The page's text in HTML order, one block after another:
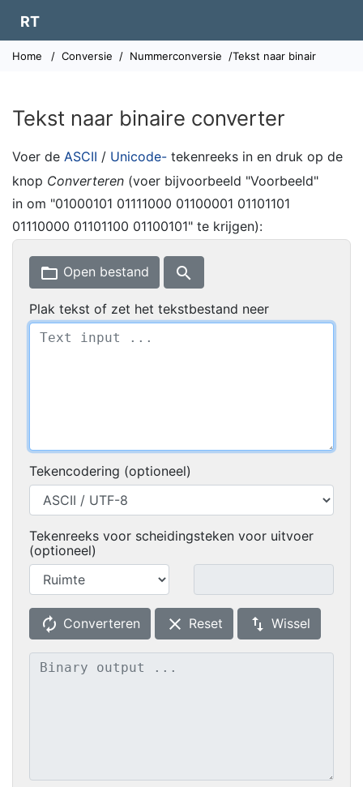
RT
Home / Conversie / Nummerconversie /Tekst naar binair
Tekst naar binaire converter
Voer de ASCII / Unicode- tekenreeks in en druk op de
knop Converteren (voer bijvoorbeeld "Voorbeeld"
in om "01000101 01111000 01100001 01101101
01110000 01101100 01100101" te krijgen):
folder_open Open bestand search
Plak tekst of zet het tekstbestand neer
Tekencodering (optioneel)
Tekenreeks voor scheidingsteken voor uitvoer
(optioneel)
autorenew Converteren clear Reset swap_vert Wissel